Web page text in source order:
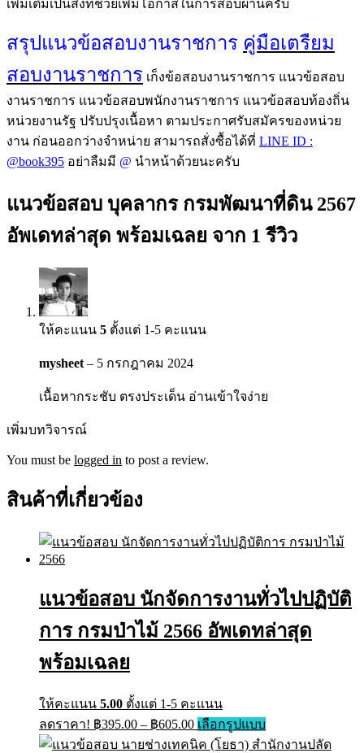
เพิ่มเติมเป็นสิ่งที่ช่วยเพิ่มโอกาสในการสอบผ่านครับ
สรุปแนวข้อสอบงานราชการ คู่มือเตรืยม
สอบงานราชการ เก็งข้อสอบงานราชการ แนวข้อสอบ
งานราชการ แนวข้อสอบพนักงานราชการ แนวข้อสอบท้องถิ่น
หน่วยงานรัฐ ปรับปรุงเนื้อหา ตามประกาศรับสมัครของหน่วย
งาน ก่อนออกว่างจำหน่าย สามารถสั่งซื้อได้ที่ LINE ID :
@book395 อย่าลืมมี @ นำหน้าด้วยนะครับ
แนวข้อสอบ บุคลากร กรมพัฒนาที่ดิน 2567
อัพเดทล่าสุด พร้อมเฉลย จาก 1 รีวิว
ให้คะแนน 5 ตั้งแต่ 1-5 คะแนน
mysheet – 5 กรกฎาคม 2024
เนื้อหากระชับ ตรงประเด็น อ่านเข้าใจง่าย
เพิ่มบทวิจารณ์
You must be logged in to post a review.
สินค้าที่เกี่ยวข้อง
แนวข้อสอบ นักจัดการงานทั่วไปปฏิบัติ
การ กรมป่าไม้ 2566 อัพเดทล่าสุด
พร้อมเฉลย
ให้คะแนน 5.00 ตั้งแต่ 1-5 คะแนน
ลดราคา! ฿395.00 – ฿605.00 เลือกรูปแบบ